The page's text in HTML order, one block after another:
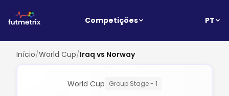
Competições PT
Início/World Cup/Iraq vs Norway
World Cup Group Stage - 1